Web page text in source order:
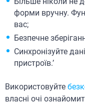
форми вручну.
вас;
Безпечне
Синхронізуйте
пристроїв.ʼ
Використовуйте
власні очі